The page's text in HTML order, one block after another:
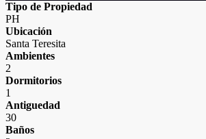
Tipo de Propiedad
PH
Ubicación
Santa Teresita
Ambientes
2
Dormitorios
1
Antiguedad
30
Baños